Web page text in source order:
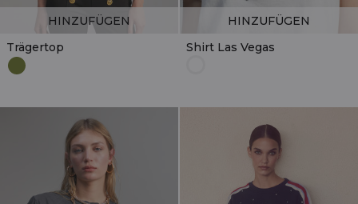
Trägertop
HINZUFÜGEN
Shirt Las Vegas
HINZUFÜGEN